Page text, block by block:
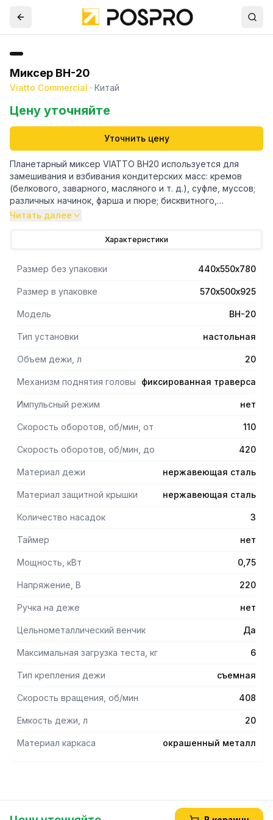
Миксер BH-20
Viatto Commercial · Китай
Цену уточняйте
Уточнить цену
Планетарный миксер VIATTO BH20 используется для
замешивания и взбивания кондитерских масс: кремов
(белкового, заварного, масляного и т. д.), суфле, муссов;
различных начинок, фарша и пюре; бисквитного,
дрожжевого (с высокой влажностью — не менее 40%),
органа — планетарный (вращение осуществляется вокруг
соприкасающиеся с продуктом, выполнены из
нержавеющей стали, корпус изготовлен из окрашенного
металла. Объем дежи 20л. Максимальная загрузка при
замешивании: муки - 3 кг, теста - 6 кг.
Читать далее
Характеристики
Размер без упаковки 440х550х780
Размер в упаковке 570х500х925
Модель BH-20
Тип установки настольная
Объем дежи, л 20
Механизм поднятия головы фиксированная траверса
Импульсный режим нет
Скорость оборотов, об/мин, от 110
Скорость оборотов, об/мин, до 420
Материал дежи нержавеющая сталь
Материал защитной крышки нержавеющая сталь
Количество насадок 3
Таймер нет
Мощность, кВт 0,75
Напряжение, В 220
Ручка на деже нет
Цельнометаллический венчик Да
Максимальная загрузка теста, кг 6
Тип крепления дежи съемная
Скорость вращения, об/мин 408
Емкость дежи, л 20
Материал каркаса окрашенный металл